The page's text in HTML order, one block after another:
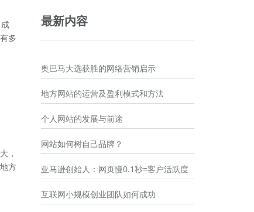
多
，
方
最新内容
奥巴马大选获胜的网络营销启示
地方网站的运营及盈利模式和方法
个人网站的发展与前途
网站如何树自己品牌？
亚马逊创始人：网页慢0.1秒=客户活跃度
互联网小规模创业团队如何成功